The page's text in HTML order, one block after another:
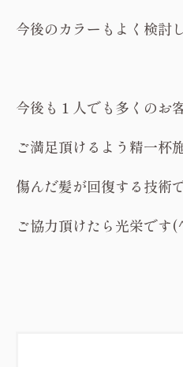
今後のカラーもよく検討
今後も１人でも多くのお
ご満足頂けるよう精一杯
傷んだ髪が回復する技術
ご協力頂けたら光栄です